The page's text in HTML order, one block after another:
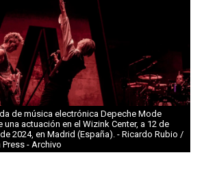
de música electrónica Depeche Mode
una actuación en el Wizink Center, a 12 de
2024, en Madrid (España). - Ricardo Rubio /
Press - Archivo